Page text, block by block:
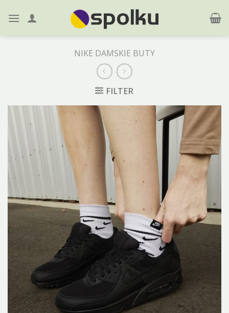
NIKE DAMSKIE BUTY
FILTER